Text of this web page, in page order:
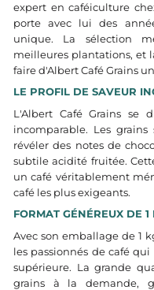
expert en caféiculture
porte avec lui des
unique. La sélection
meilleures plantations, et
faire d'Albert Café Grains
LE PROFIL DE SAVEUR
L'Albert Café Grains se
incomparable. Les
révéler des notes de
subtile acidité fruitée.
un café véritablement
café les plus exigeants.
FORMAT GÉNÉREUX DE 1
Avec son emballage de 1
les passionnés de café
supérieure. La grande
grains à la demande,